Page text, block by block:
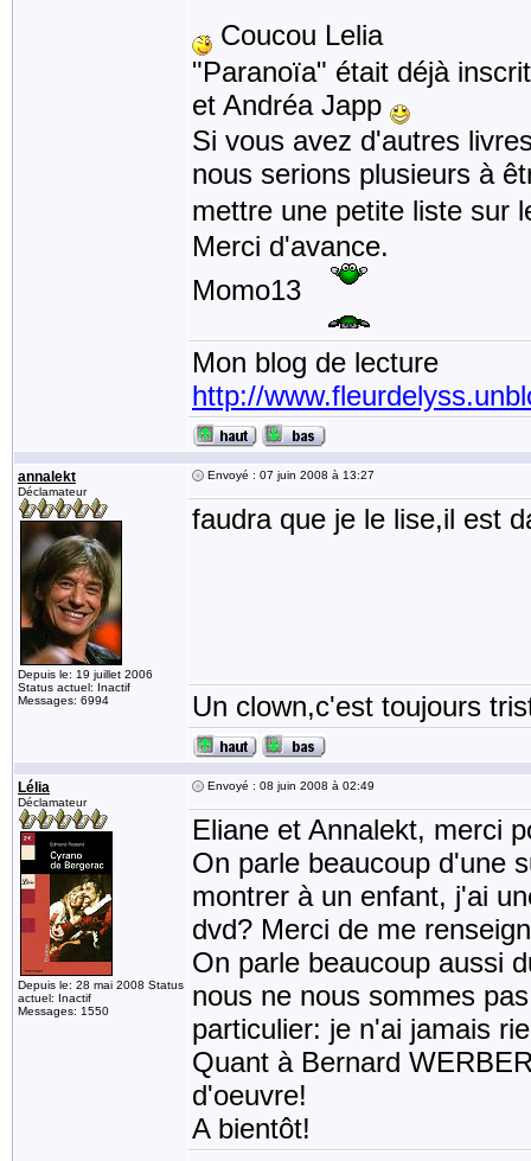
Coucou Lelia
"Paranoïa" était déjà
et Andréa Japp
Si vous avez d'autres
nous serions plusieurs à
mettre une petite liste sur
Merci d'avance.
Momo13
Mon blog de lecture
http://
annalekt
Déclamateur
Depuis le: 19 juillet 2006
Status actuel: Inactif
Messages: 6994
Envoyé : 07 juin 2008 à 13:27
faudra que je le lise,il est
Un clown,c'est toujours
Lélia
Déclamateur
Depuis le: 28 mai 2008 Status
actuel: Inactif
Messages: 1550
Envoyé : 08 juin 2008 à 02:49
Eliane et Annalekt, merci
On parle beaucoup d'une
montrer à un enfant, j'ai
dvd? Merci de me
On parle beaucoup aussi
nous ne nous sommes
particulier: je n'ai jamais
Quant à Bernard
d'oeuvre!
A bientôt!